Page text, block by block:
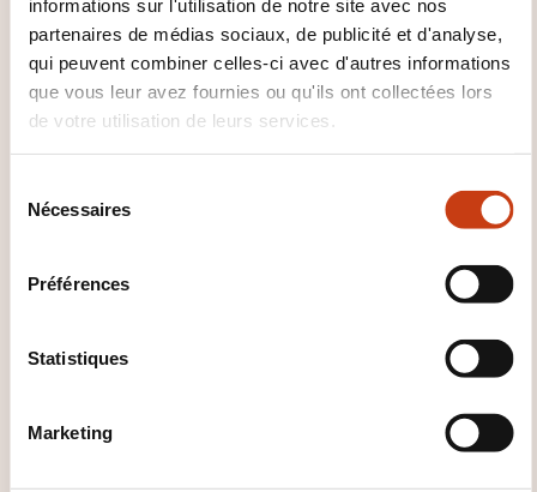
informations sur l'utilisation de notre site avec nos
partenaires de médias sociaux, de publicité et d'analyse,
qui peuvent combiner celles-ci avec d'autres informations
que vous leur avez fournies ou qu'ils ont collectées lors
de votre utilisation de leurs services.
Nécessaires
Préférences
Statistiques
Marketing
alimentaire - Surgélation
SEA: la gestion des